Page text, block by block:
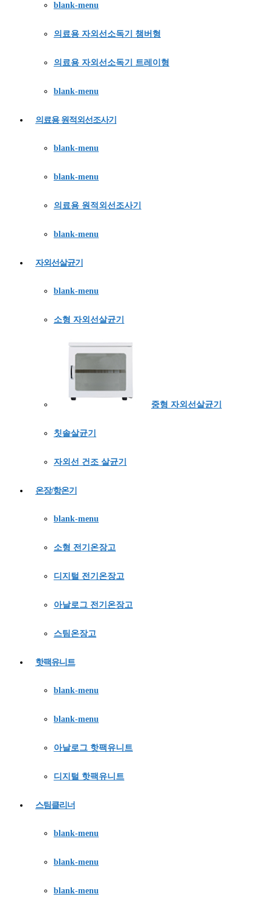
blank-menu
의료용 자외선소독기 챔버형
의료용 자외선소독기 트레이형
blank-menu
의료용 원적외선조사기
blank-menu
blank-menu
의료용 원적외선조사기
blank-menu
자외선살균기
blank-menu
소형 자외선살균기
중형 자외선살균기
칫솔살균기
자외선 건조 살균기
온장/항온기
blank-menu
소형 전기온장고
디지털 전기온장고
아날로그 전기온장고
스팀온장고
핫팩유니트
blank-menu
blank-menu
아날로그 핫팩유니트
디지털 핫팩유니트
스팀클리너
blank-menu
blank-menu
blank-menu